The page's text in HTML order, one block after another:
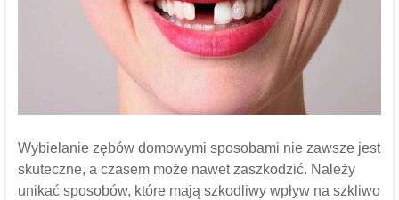
Wybielanie zębów domowymi sposobami nie zawsze jest
skuteczne, a czasem może nawet zaszkodzić. Należy
unikać sposobów, które mają szkodliwy wpływ na szkliwo